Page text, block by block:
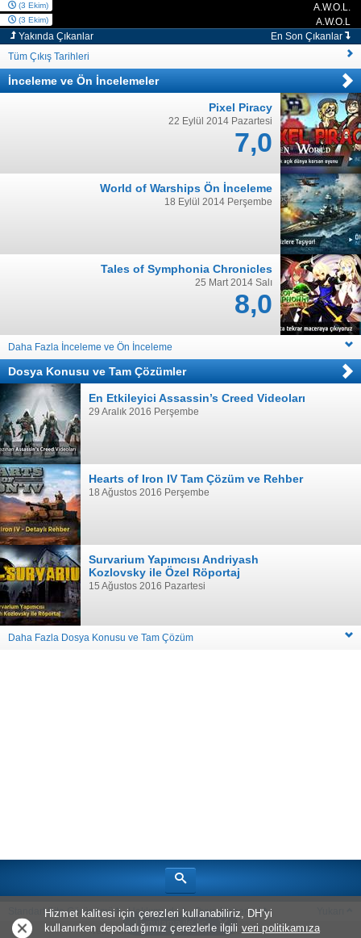
Uygulama ile Aç
(3 Ekim)
PC A.W.O.L.
(3 Ekim)
PC
A.W.O.L
Yakında Çıkanlar
En Son Çıkanlar
Tüm Çıkış Tarihleri
İnceleme ve Ön İncelemeler
Pixel Piracy
22 Eylül 2014 Pazartesi
7,0
World of Warships Ön İnceleme
18 Eylül 2014 Perşembe
Tales of Symphonia Chronicles
25 Mart 2014 Salı
8,0
Daha Fazla İnceleme ve Ön İnceleme
Dosya Konusu ve Tam Çözümler
En Etkileyici Assassin’s Creed Videoları
29 Aralık 2016 Perşembe
Hearts of Iron IV Tam Çözüm ve Rehber
18 Ağustos 2016 Perşembe
Survarium Yapımcısı Andriyash
Kozlovsky ile Özel Röportaj
15 Ağustos 2016 Pazartesi
Daha Fazla Dosya Konusu ve Tam Çözüm
Standart Site Görünümü Hakkımızda Oyun Haberleri
Telif Hakkı © 2026Bölüm Sonu Canavarı
Hizmet kalitesi için çerezleri kullanabiliriz, DH'yi
kullanırken depoladığımız çerezlerle ilgili veri politikamıza